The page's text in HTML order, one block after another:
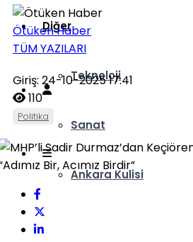
Diğer
Teknoloji
Sanat
Ankara Kulisi
Ötüken Haber
TÜM YAZILARI
Giriş: 24-10-2025 17:41
110
Politika